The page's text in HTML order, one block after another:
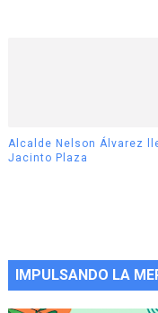
Alcalde Nelson Álvarez
Jacinto Plaza
IMPULSANDO LA